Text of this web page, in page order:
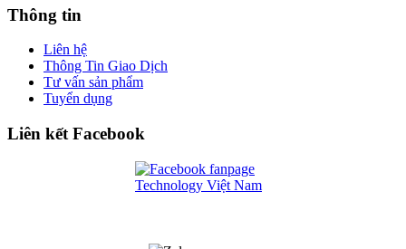
Thông tin
Liên hệ
Thông Tin Giao Dịch
Tư vấn sản phẩm
Tuyển dụng
Liên kết Facebook